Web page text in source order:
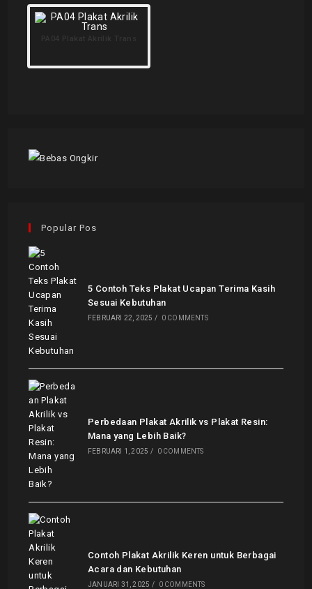
Popular Pos
5 Contoh Teks Plakat Ucapan Terima Kasih
Sesuai Kebutuhan
FEBRUARI 22, 2025 / 0 COMMENTS
Perbedaan Plakat Akrilik vs Plakat Resin:
Mana yang Lebih Baik?
FEBRUARI 1, 2025 / 0 COMMENTS
Contoh Plakat Akrilik Keren untuk Berbagai
Acara dan Kebutuhan
JANUARI 31, 2025 / 0 COMMENTS